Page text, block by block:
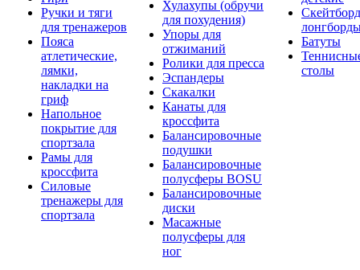
Ручки и тяги
для тренажеров
Пояса
атлетические,
лямки,
накладки на
гриф
Напольное
покрытие для
спортзала
Рамы для
кроссфита
Силовые
тренажеры для
спортзала
Хулахупы (обручи
для похудения)
Упоры для
отжиманий
Ролики для пресса
Эспандеры
Скакалки
Канаты для
кроссфита
Балансировочные
подушки
Балансировочные
полусферы BOSU
Балансировочные
диски
Масажные
полусферы для
ног
Батуты
столы